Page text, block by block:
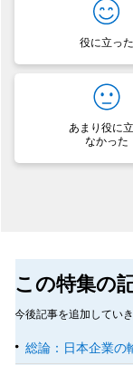
役に立った
あまり役に
なかった
この特集の
今後記事を追加していき
総論：日本企業の